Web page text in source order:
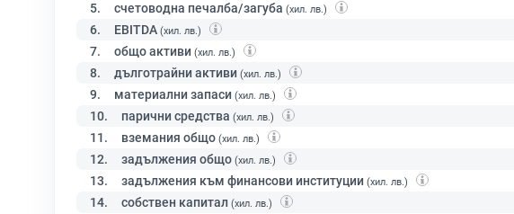
5. счетоводна печалба/загуба (хил. лв.)
6. EBITDA (хил. лв.)
7. общо активи (хил. лв.)
8. дълготрайни активи (хил. лв.)
9. материални запаси (хил. лв.)
10. парични средства (хил. лв.)
11. вземания общо (хил. лв.)
12. задължения общо (хил. лв.)
13. задължения към финансови институции (хил. лв.)
14. собствен капитал (хил. лв.)